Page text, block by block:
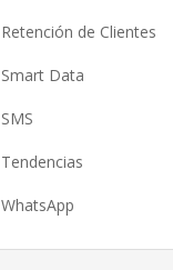
Retención de Clientes
Smart Data
SMS
Tendencias
WhatsApp